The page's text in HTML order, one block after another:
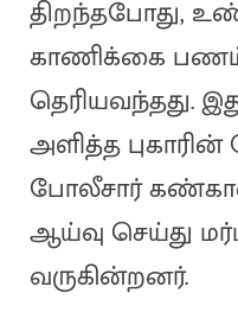
திறந்தபோது,
காணிக்கை பணம்
தெரியவந்தது.
அளித்த புகாரின்
போலீசார்
ஆய்வு செய்து
வருகின்றனர்.